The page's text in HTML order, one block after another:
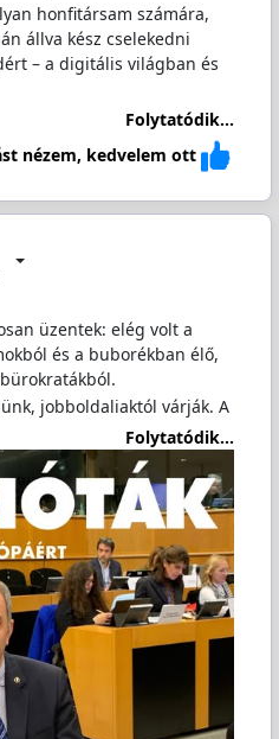
honfitársam számára,
állva kész cselekedni
– a digitális világban és
Folytatódik...
nézem, kedvelem ott
üzentek: elég volt a
és a buborékban élő,
jobboldaliaktól várják. A
Folytatódik...